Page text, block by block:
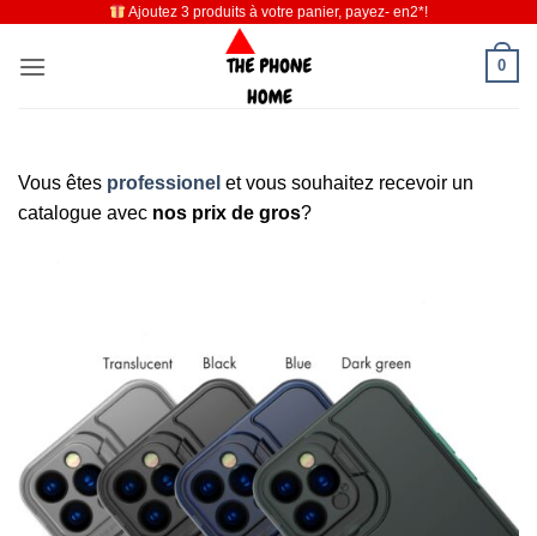
contenu
Ajoutez 3 produits à votre panier, payez- en2*!
0
Vous êtes professionel et vous souhaitez recevoir un
catalogue avec nos prix de gros?